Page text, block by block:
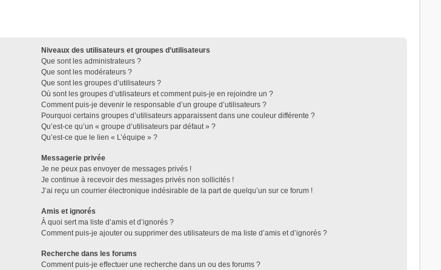
Niveaux des utilisateurs et groupes d’utilisateurs
Que sont les administrateurs ?
Que sont les modérateurs ?
Que sont les groupes d’utilisateurs ?
Où sont les groupes d’utilisateurs et comment puis-je en rejoindre un ?
Comment puis-je devenir le responsable d’un groupe d’utilisateurs ?
Pourquoi certains groupes d’utilisateurs apparaissent dans une couleur différente ?
Qu’est-ce qu’un « groupe d’utilisateurs par défaut » ?
Qu’est-ce que le lien « L’équipe » ?
Messagerie privée
Je ne peux pas envoyer de messages privés !
Je continue à recevoir des messages privés non sollicités !
J’ai reçu un courrier électronique indésirable de la part de quelqu’un sur ce forum !
Amis et ignorés
À quoi sert ma liste d’amis et d’ignorés ?
Comment puis-je ajouter ou supprimer des utilisateurs de ma liste d’amis et d’ignorés ?
Recherche dans les forums
Comment puis-je effectuer une recherche dans un ou des forums ?